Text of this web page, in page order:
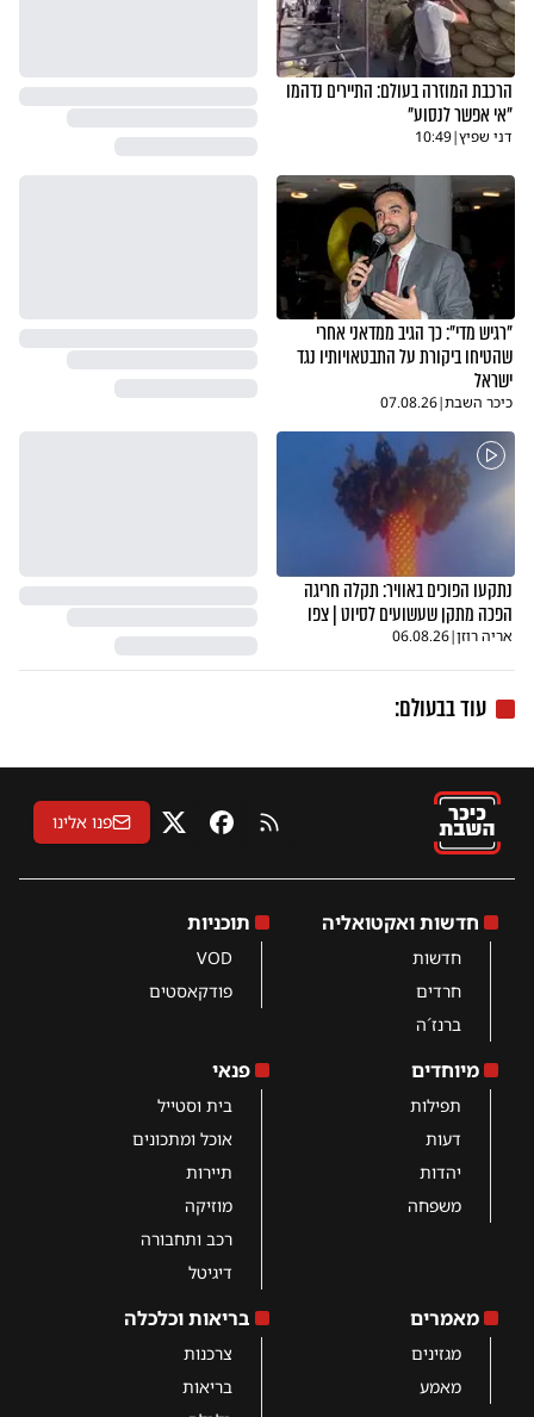
הרכבת המוזרה בעולם: התיירים נדהמו
"אי אפשר לנסוע"
דני שפיץ|
10:49
"רגיש מדי": כך הגיב ממדאני אחרי
שהטיחו ביקורת על התבטאויותיו נגד
ישראל
כיכר השבת|
07.08.26
נתקעו הפוכים באוויר: תקלה חריגה
הפכה מתקן שעשועים לסיוט | צפו
אריה רוזן|
06.08.26
עוד בבעולם:
RSS פייסבוקX פנו אלינו
חדשות ואקטואליה
חדשות
חרדים
ברנז´ה
תוכניות
VOD
פודקאסטים
מיוחדים
תפילות
דעות
יהדות
משפחה
פנאי
בית וסטייל
אוכל ומתכונים
תיירות
מוזיקה
רכב ותחבורה
דיגיטל
מאמרים
מגזינים
מאמע
בריאות וכלכלה
צרכנות
בריאות